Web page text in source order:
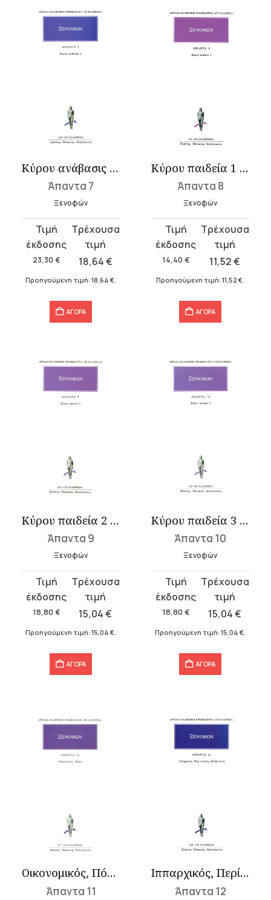
Κύρου ανάβασις 2 (Δ΄-Ζ΄)
Άπαντα 7
Ξενοφών
23,30 €
Original
price
was:
23,30 €.
18,64€
τρέχουσα
τιμή
Προηγούμενη τιμή: 18,64 €
ΑΓΟΡΑ
Κύρου παιδεία 1 (Α΄-Β΄)
Άπαντα 8
Ξενοφών
14,40 €
Original
price
was:
14,40 €.
11,52€
τρέχουσα
τιμή
Προηγούμενη τιμή: 11,52 €
ΑΓΟΡΑ
Κύρου παιδεία 2 (Γ΄-Ε΄)
Άπαντα 9
Ξενοφών
18,80 €
Original
price
was:
18,80 €.
15,04€
τρέχουσα
τιμή
Προηγούμενη τιμή: 15,04 €
ΑΓΟΡΑ
Κύρου παιδεία 3 (ΣΤ΄-Η΄)
Άπαντα 10
Ξενοφών
18,80 €
Original
price
was:
18,80 €.
15,04€
τρέχουσα
τιμή
Προηγούμενη τιμή: 15,04 €
ΑΓΟΡΑ
Οικονομικός, Πόροι
Άπαντα 11
Ιππαρχικός, Περί ιππικής, Κυνηγετικός
Άπαντα 12